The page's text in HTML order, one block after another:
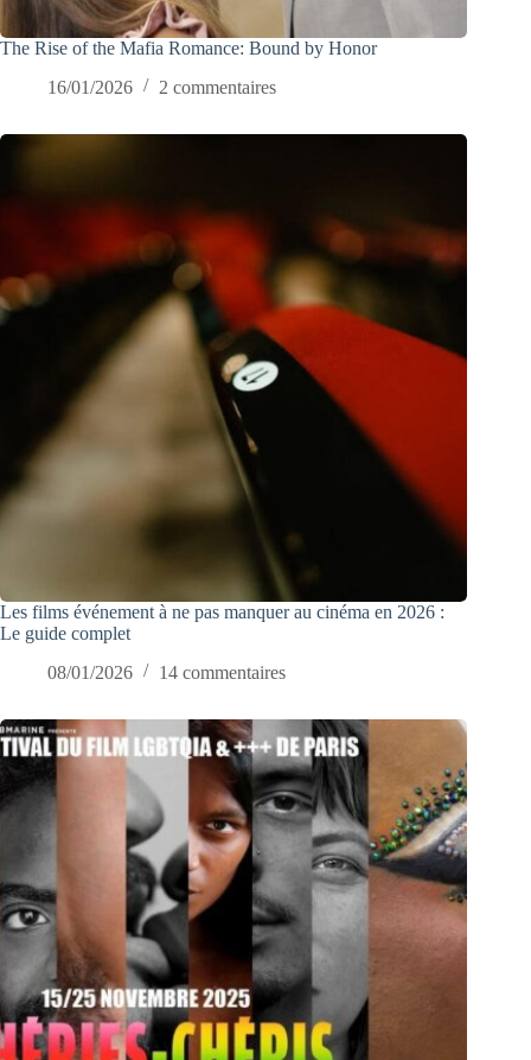
The Rise of the Mafia Romance: Bound by Honor
16/01/2026
2 commentaires
Les films événement à ne pas manquer au cinéma en 2026 :
Le guide complet
08/01/2026
14 commentaires